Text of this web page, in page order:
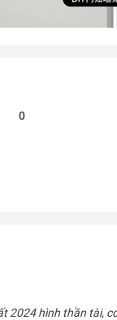
0
2024 hình thần tài,